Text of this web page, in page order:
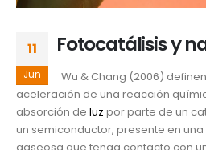
11
Jun
Fotocatálisis y
Wu & Chang (2006)
aceleración de una reacción
absorción de luz por parte de un
un semiconductor, presente en